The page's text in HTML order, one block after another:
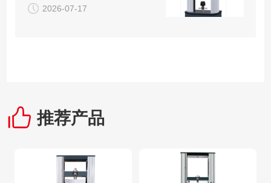
2026-07-17
推荐产品